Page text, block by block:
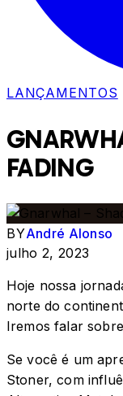
LANÇAMENTOS
FADING
BYAndré Alonso
julho 2, 2023
Hoje nossa
norte do
Iremos falar
Se você é um
Stoner, com